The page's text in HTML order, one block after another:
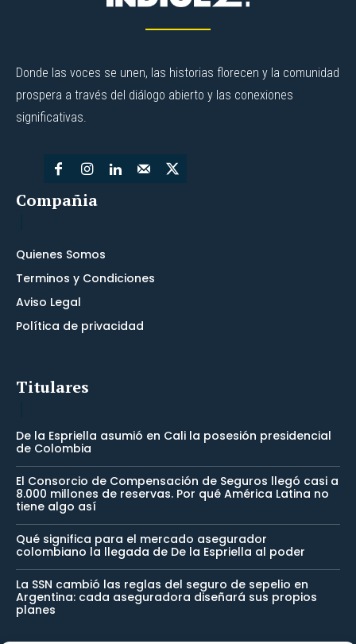
Donde las voces se unen, las historias florecen y la comunidad
prospera a través del diálogo abierto y las conexiones
significativas.
Compañia
Quienes Somos
Terminos y Condiciones
Aviso Legal
Política de privacidad
Titulares
De la Espriella asumió en Cali la posesión presidencial
de Colombia
El Consorcio de Compensación de Seguros llegó casi a
8.000 millones de reservas. Por qué América Latina no
tiene algo así
Qué significa para el mercado asegurador
colombiano la llegada de De la Espriella al poder
La SSN cambió las reglas del seguro de sepelio en
Argentina: cada aseguradora diseñará sus propios
planes